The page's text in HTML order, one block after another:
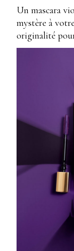
Un mascara
mystère à
originalité